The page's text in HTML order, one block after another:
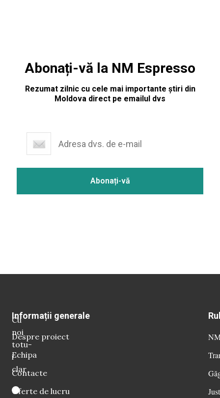
Abonați-vă la NM Espresso
Rezumat zilnic cu cele mai importante știri din
Moldova direct pe emailul dvs
Cu
noi
totu-
i
clar
Informații generale
Despre proiect
Echipa
Contacte
Oferte de lucru